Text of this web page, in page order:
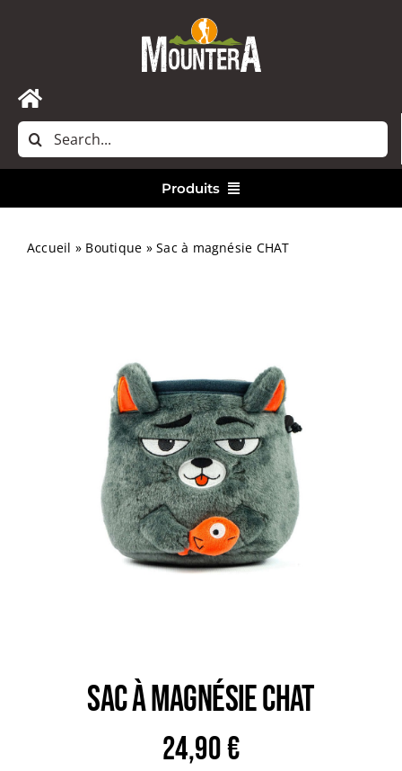
Toggle
Navigation
Accueil
Rechercher:
Produits
Trail
Escalade / Alpinisme
Bons Plans
Accueil » Boutique »Sac à magnésie CHAT
Sac à magnésie CHAT
24,90€